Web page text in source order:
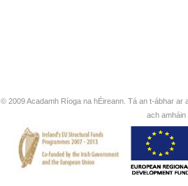
© 2009 Acadamh Ríoga na hÉireann. Tá an t-ábhar ar
ach amháin